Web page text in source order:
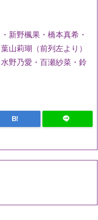
新野楓果・橋本真希・
山莉瑚（前列左より）
野乃愛・百瀬紗菜・鈴
B!